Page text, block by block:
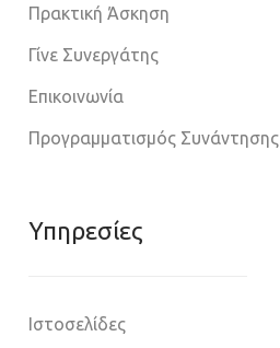
Πρακτική Άσκηση
Γίνε Συνεργάτης
Επικοινωνία
Προγραμματισμός Συνάντησης
Υπηρεσίες
Ιστοσελίδες